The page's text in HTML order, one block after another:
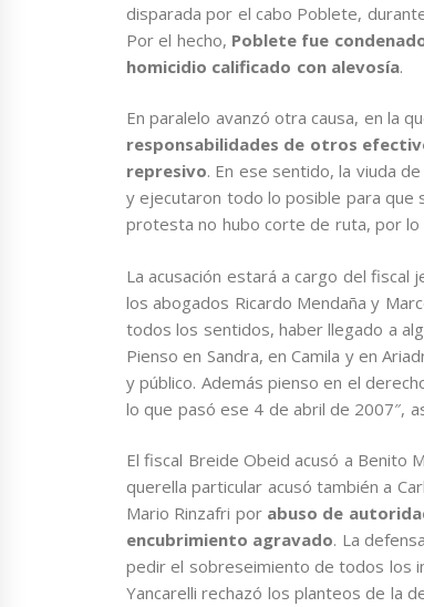
disparada por el cabo Poblete,
Por el hecho, Poblete fue
homicidio calificado con alevosía.
En paralelo avanzó otra causa, en la
responsabilidades de otros
represivo. En ese sentido, la viuda
y ejecutaron todo lo posible para que
protesta no hubo corte de ruta, por lo
La acusación estará a cargo del
los abogados Ricardo Mendaña y
todos los sentidos, haber llegado a
Pienso en Sandra, en Camila y en
y público. Además pienso en el
lo que pasó ese 4 de abril de 2007″,
El fiscal Breide Obeid acusó a Benito
querella particular acusó también a
Mario Rinzafri por abuso de
encubrimiento agravado. La
pedir el sobreseimiento de todos los
Yancarelli rechazó los planteos de la